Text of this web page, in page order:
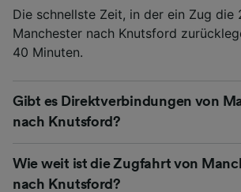
Die schnellste Zeit, in der ein Zug die
Manchester nach Knutsford
40 Minuten.
Gibt es Direktverbindungen von
nach Knutsford?
Wie weit ist die Zugfahrt von
nach Knutsford?